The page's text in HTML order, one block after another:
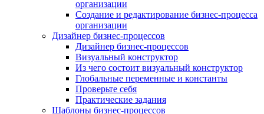
организации
Создание и редактирование бизнес-процесса
организации
Дизайнер бизнес-процессов
Дизайнер бизнес-процессов
Визуальный конструктор
Из чего состоит визуальный конструктор
Глобальные переменные и константы
Проверьте себя
Практические задания
Шаблоны бизнес-процессов